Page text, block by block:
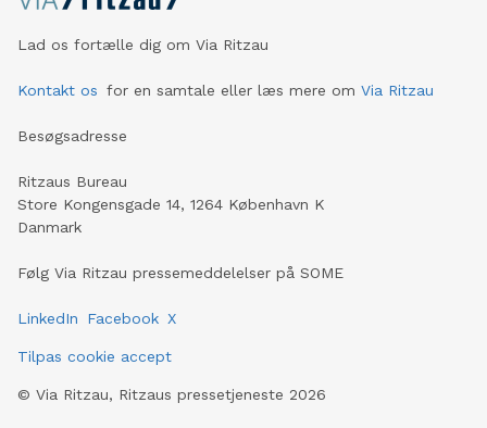
bl.a. ”Gå til arkæologi” for børn, børnebrunch og
besøget af i museets Café Spirrevippen, og l
Lad os fortælle dig om Via Ritzau
Kontakt os for en samtale eller læs mere om Via Ritzau
Besøgsadresse
Ritzaus Bureau
Store Kongensgade 14, 1264 København K
Danmark
Følg Via Ritzau pressemeddelelser på SOME
LinkedIn Facebook X
Tilpas cookie accept
© Via Ritzau, Ritzaus pressetjeneste 2026